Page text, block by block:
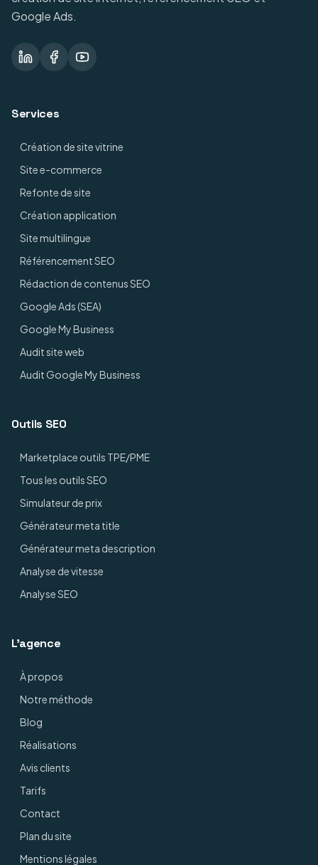
Google Ads.
Services
Création de site vitrine
Site e-commerce
Refonte de site
Création application
Site multilingue
Référencement SEO
Rédaction de contenus SEO
Google Ads (SEA)
Google My Business
Audit site web
Audit Google My Business
Outils SEO
Marketplace outils TPE/PME
Tous les outils SEO
Simulateur de prix
Générateur meta title
Générateur meta description
Analyse de vitesse
Analyse SEO
L'agence
À propos
Notre méthode
Blog
Réalisations
Avis clients
Tarifs
Contact
Plan du site
Mentions légales